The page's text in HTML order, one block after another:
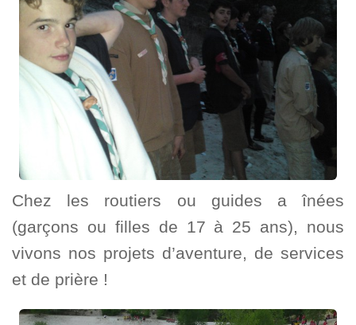
Chez les routiers ou guides a înées
(garçons ou filles de 17 à 25 ans), nous
vivons nos projets d’aventure, de services
et de prière !